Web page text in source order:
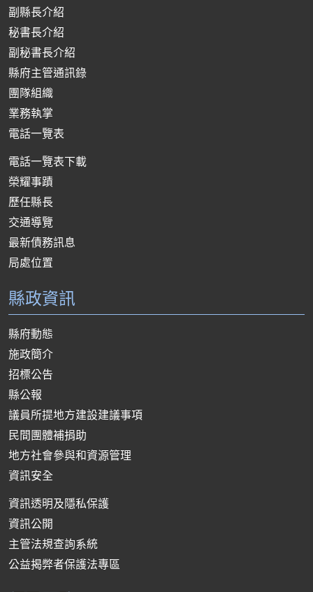
副縣長介紹
秘書長介紹
副秘書長介紹
縣府主管通訊錄
團隊組織
業務執掌
電話一覽表
電話一覽表下載
榮耀事蹟
歷任縣長
交通導覽
最新債務訊息
局處位置
縣政資訊
縣府動態
施政簡介
招標公告
縣公報
議員所提地方建設建議事項
民間團體補捐助
地方社會參與和資源管理
資訊安全
資訊透明及隱私保護
資訊公開
主管法規查詢系統
公益揭弊者保護法專區